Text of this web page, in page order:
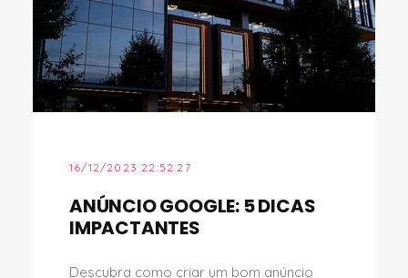
16/12/2023 22:52:27
ANÚNCIO GOOGLE: 5 DICAS
IMPACTANTES
Descubra como criar um bom anúncio